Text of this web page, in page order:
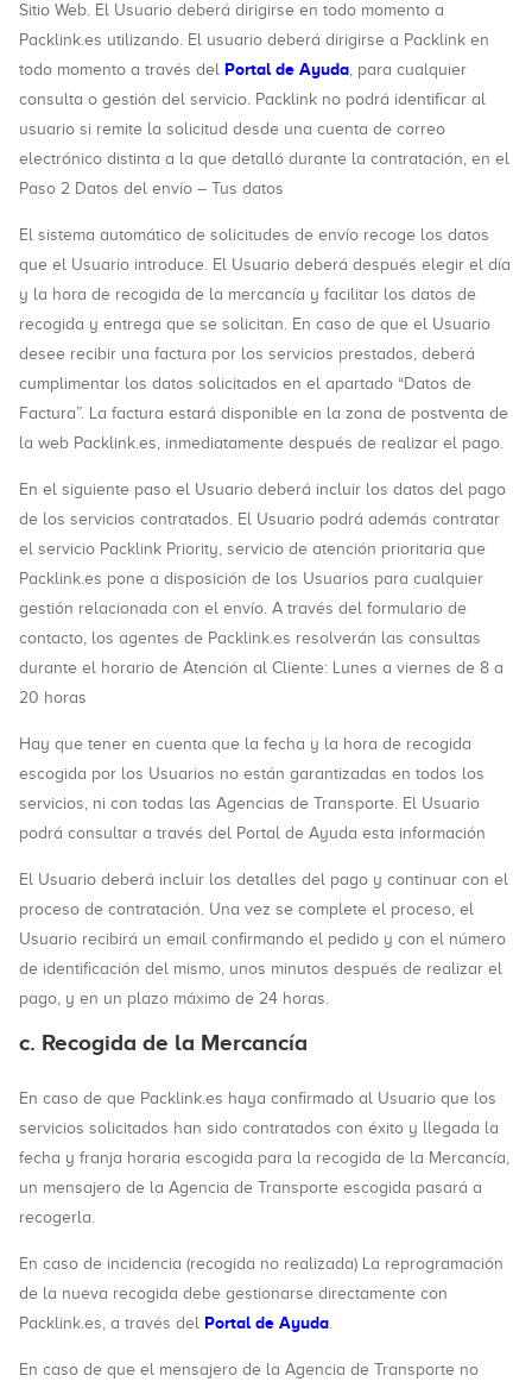
Sitio Web. El Usuario deberá dirigirse en todo momento a
Packlink.es utilizando. El usuario deberá dirigirse a Packlink en
todo momento a través del Portal de Ayuda, para cualquier
consulta o gestión del servicio. Packlink no podrá identificar al
usuario si remite la solicitud desde una cuenta de correo
electrónico distinta a la que detalló durante la contratación, en el
Paso 2 Datos del envío – Tus datos
El sistema automático de solicitudes de envío recoge los datos
que el Usuario introduce. El Usuario deberá después elegir el día
y la hora de recogida de la mercancía y facilitar los datos de
recogida y entrega que se solicitan. En caso de que el Usuario
desee recibir una factura por los servicios prestados, deberá
cumplimentar los datos solicitados en el apartado “Datos de
Factura”. La factura estará disponible en la zona de postventa de
la web Packlink.es, inmediatamente después de realizar el pago.
En el siguiente paso el Usuario deberá incluir los datos del pago
de los servicios contratados. El Usuario podrá además contratar
el servicio Packlink Priority, servicio de atención prioritaria que
Packlink.es pone a disposición de los Usuarios para cualquier
gestión relacionada con el envío. A través del formulario de
contacto, los agentes de Packlink.es resolverán las consultas
durante el horario de Atención al Cliente: Lunes a viernes de 8 a
20 horas
Hay que tener en cuenta que la fecha y la hora de recogida
escogida por los Usuarios no están garantizadas en todos los
servicios, ni con todas las Agencias de Transporte. El Usuario
podrá consultar a través del Portal de Ayuda esta información
El Usuario deberá incluir los detalles del pago y continuar con el
proceso de contratación. Una vez se complete el proceso, el
Usuario recibirá un email confirmando el pedido y con el número
de identificación del mismo, unos minutos después de realizar el
pago, y en un plazo máximo de 24 horas.
c. Recogida de la Mercancía
En caso de que Packlink.es haya confirmado al Usuario que los
servicios solicitados han sido contratados con éxito y llegada la
fecha y franja horaria escogida para la recogida de la Mercancía,
un mensajero de la Agencia de Transporte escogida pasará a
recogerla.
En caso de incidencia (recogida no realizada) La reprogramación
de la nueva recogida debe gestionarse directamente con
Packlink.es, a través del Portal de Ayuda.
En caso de que el mensajero de la Agencia de Transporte no